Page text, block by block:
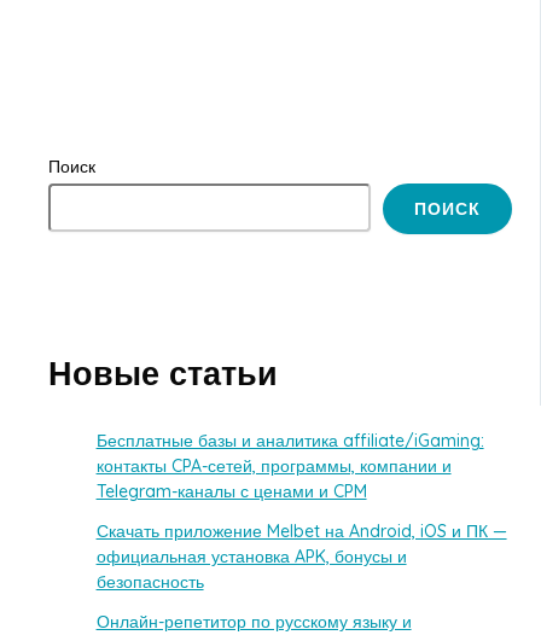
Поиск
ПОИСК
Новые статьи
Бесплатные базы и аналитика affiliate/iGaming:
контакты CPA-сетей, программы, компании и
Telegram-каналы с ценами и CPM
Скачать приложение Melbet на Android, iOS и ПК —
официальная установка APK, бонусы и
безопасность
Онлайн-репетитор по русскому языку и